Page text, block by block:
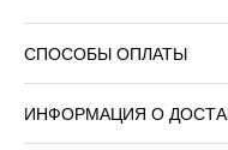
СПОСОБЫ ОПЛАТЫ
ИНФОРМАЦИЯ О